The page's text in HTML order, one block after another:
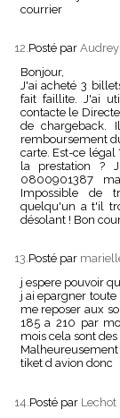
courrier
12.Posté par Audrey
Bonjour,
J'ai acheté 3
fait faillite. J'ai
contacte le
de chargeback.
remboursement
carte. Est-ce
la prestation ?
0800901387
Impossible de
quelqu'un a t'il
désolant ! Bon
13.Posté par
j espere pouvoir
j ai epargner
me reposer aux
185 a 210 par
mois cela sont
tiket d avion donc
14. Posté par Lechot